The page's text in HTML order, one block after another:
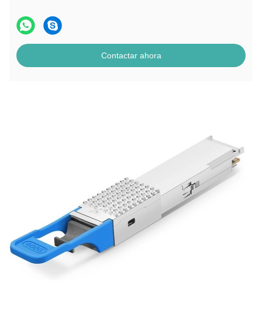
Contactar ahora